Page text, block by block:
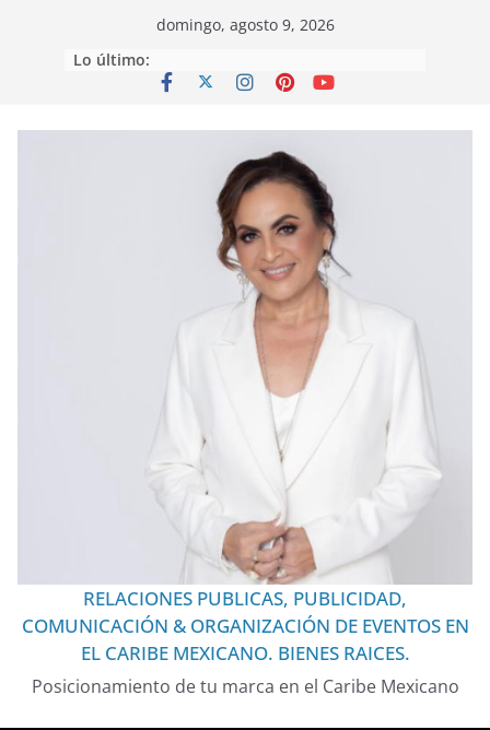
domingo, agosto 9, 2026
Lo último:
RELACIONES PUBLICAS, PUBLICIDAD,
COMUNICACIÓN & ORGANIZACIÓN DE EVENTOS EN
EL CARIBE MEXICANO. BIENES RAICES.
Posicionamiento de tu marca en el Caribe Mexicano